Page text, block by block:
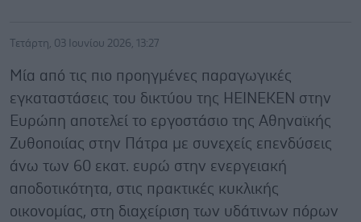
Τετάρτη, 03 Ιουνίου 2026, 13:27
Μία από τις πιο προηγμένες παραγωγικές
εγκαταστάσεις του δικτύου της HEINEKEN στην
Ευρώπη αποτελεί το εργοστάσιο της Αθηναϊκής
Ζυθοποιίας στην Πάτρα με συνεχείς επενδύσεις
άνω των 60 εκατ. ευρώ στην ενεργειακή
αποδοτικότητα, στις πρακτικές κυκλικής
οικονομίας, στη διαχείριση των υδάτινων πόρων